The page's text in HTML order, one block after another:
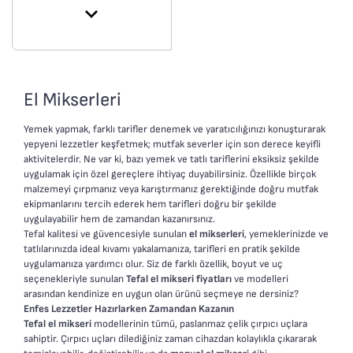
Güvenle
ve uzun ömürlü
aksesuarlarla
donatılmıştır.
Mutfakta İdeal Yardımcı:
Geniş tarif yelpazesi
hazırlamanıza yardımcı
olan mükemmel bir
mutfak partneridir.
• Turbo fonksiyonu
• Çift metal hamur aparatı
El Mikserleri
Yemek yapmak, farklı tarifler denemek ve yaratıcılığınızı konuşturarak
yepyeni lezzetler keşfetmek; mutfak severler için son derece keyifli
aktivitelerdir. Ne var ki, bazı yemek ve tatlı tariflerini eksiksiz şekilde
uygulamak için özel gereçlere ihtiyaç duyabilirsiniz. Özellikle birçok
malzemeyi çırpmanız veya karıştırmanız gerektiğinde doğru mutfak
ekipmanlarını tercih ederek hem tarifleri doğru bir şekilde
uygulayabilir hem de zamandan kazanırsınız.
Tefal kalitesi ve güvencesiyle sunulanel mikserleri, yemeklerinizde ve
tatlılarınızda ideal kıvamı yakalamanıza, tarifleri en pratik şekilde
uygulamanıza yardımcı olur. Siz de farklı özellik, boyut ve uç
seçenekleriyle sunulanTefal el mikseri fiyatlarıve modelleri
arasından kendinize en uygun olan ürünü seçmeye ne dersiniz?
Enfes Lezzetler Hazırlarken Zamandan Kazanın
Tefal el mikseri modellerinin tümü, paslanmaz çelik çırpıcı uçlara
sahiptir. Çırpıcı uçları dilediğiniz zaman cihazdan kolaylıkla çıkararak